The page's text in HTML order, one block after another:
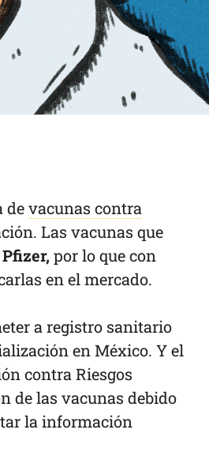
devacunas contra
Las vacunas que
por lo que con
en el mercado.
a registro sanitario
en México. Y el
contra Riesgos
de las vacunas debido
la información